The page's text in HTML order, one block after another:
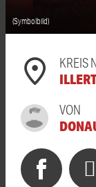
(Symbolbild)
KREIS
VON